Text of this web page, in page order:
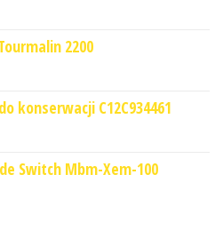
2200
konserwacji C12C934461
Switch Mbm-Xem-100